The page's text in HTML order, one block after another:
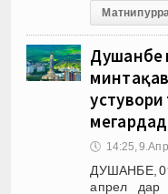
Матни
Душанбе
устувори
мегардад
🕔 14:25,
ДУШАНБЕ,
апрел дар